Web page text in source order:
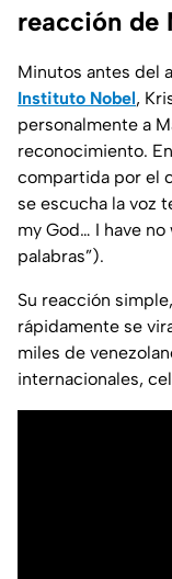
reacción de
Minutos antes del
Instituto Nobel,
personalmente a
reconocimiento.
compartida por el
se escucha la voz
my God… I have
palabras”).
Su reacción
rápidamente se
miles de
internacionales,